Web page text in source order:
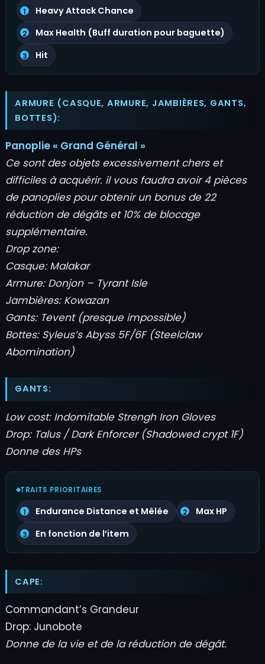
Heavy Attack Chance
Max Health (Buff duration pour baguette)
Hit
ARMURE (CASQUE, ARMURE, JAMBIÈRES, GANTS,
BOTTES):
Panoplie « Grand Général »
Ce sont des objets excessivement chers et
difficiles à acquérir. il vous faudra avoir 4 pièces
de panoplies pour obtenir un bonus de 22
réduction de dégâts et 10% de blocage
supplémentaire.
Drop zone:
Casque: Malakar
Armure: Donjon – Tyrant Isle
Jambières: Kowazan
Gants: Tevent (presque impossible)
Bottes: Syleus’s Abyss 5F/6F (Steelclaw
Abomination)
GANTS:
Low cost: Indomitable Strengh Iron Gloves
Drop: Talus / Dark Enforcer (Shadowed crypt 1F)
Donne des HPs
TRAITS PRIORITAIRES
Endurance Distance et Mêlée
Max HP
En fonction de l’item
CAPE:
Commandant’s Grandeur
Drop: Junobote
Donne de la vie et de la réduction de dégât.